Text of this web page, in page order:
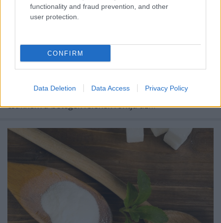
functionality and fraud prevention, and other
user protection.
CONFIRM
Data Deletion Data Access Privacy Policy
Meggyógyulnék szerkesztő
neuropátia egy olyan idegkárosodás, amelynek
következtében a belső szervek beidegzése károsodik,
vagyis végül is a szervezet általános
alkalmazkodóképessége romlik. Gyakran a
cukorbetegség szövődményeként alakul ki, és
csaknem a betegek felének rontja az…